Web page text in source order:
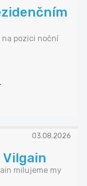
na pozici noční
03.08.2026
milujeme my